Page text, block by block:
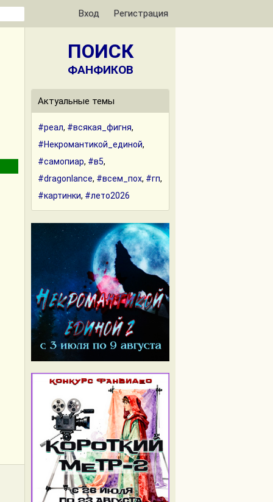
Вход Регистрация
ПОИСК
ФАНФИКОВ
Актуальные темы
#реал, #всякая_фигня,
#Некромантикой_единой,
#самопиар, #в5,
#dragonlance, #всем_пох, #гп,
#картинки, #лето2026